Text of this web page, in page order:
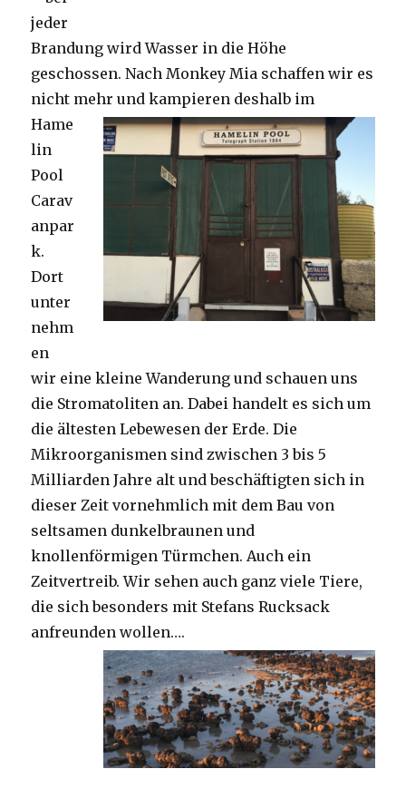
jeder
Brandung wird Wasser in die Höhe
geschossen. Nach Monkey Mia schaffen wir es
nicht mehr und kampieren deshalb im
Hame
lin
Pool
Carav
anpar
k.
Dort
unter
nehm
en
wir eine kleine Wanderung und schauen uns
die Stromatoliten an. Dabei handelt es sich um
die ältesten Lebewesen der Erde. Die
Mikroorganismen sind zwischen 3 bis 5
Milliarden Jahre alt und beschäftigten sich in
dieser Zeit vornehmlich mit dem Bau von
seltsamen dunkelbraunen und
knollenförmigen Türmchen. Auch ein
Zeitvertreib. Wir sehen auch ganz viele Tiere,
die sich besonders mit Stefans Rucksack
anfreunden wollen….